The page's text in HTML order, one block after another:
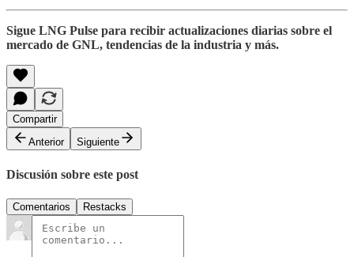
Sigue LNG Pulse para recibir actualizaciones diarias sobre el
mercado de GNL, tendencias de la industria y más.
Compartir
Anterior
Siguiente
Discusión sobre este post
Comentarios Restacks